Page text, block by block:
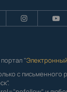
"
с письменного